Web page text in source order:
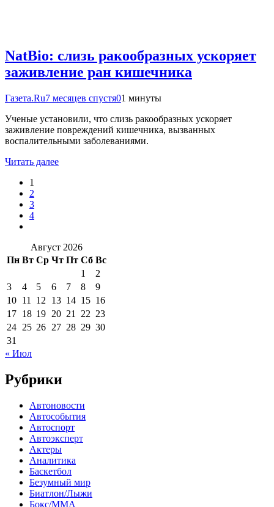
NatBio: слизь ракообразных ускоряет
заживление ран кишечника
Газета.Ru7 месяцев спустя01 минуты
Ученые установили, что слизь ракообразных ускоряет
заживление повреждений кишечника, вызванных
воспалительными заболеваниями.
Читать далее
1
2
3
4
Август 2026
Пн Вт Ср Чт Пт Сб Вс
1
2
3
4 5 6 7 8
9
10 11 12 13 14 15 16
17 18 19 20 21 22 23
24 25 26 27 28 29 30
31
« Июл
Рубрики
Автоновости
Автособытия
Автоспорт
Автоэксперт
Актеры
Аналитика
Баскетбол
Безумный мир
Биатлон/Лыжи
Бокс/MMA